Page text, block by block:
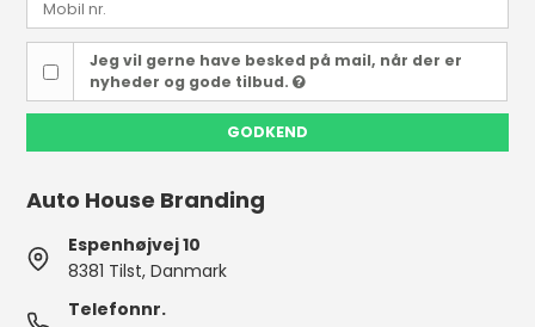
Jeg vil gerne have besked på mail, når der er
nyheder og gode tilbud.
GODKEND
Auto House Branding
Espenhøjvej 10
8381 Tilst, Danmark
Telefonnr.